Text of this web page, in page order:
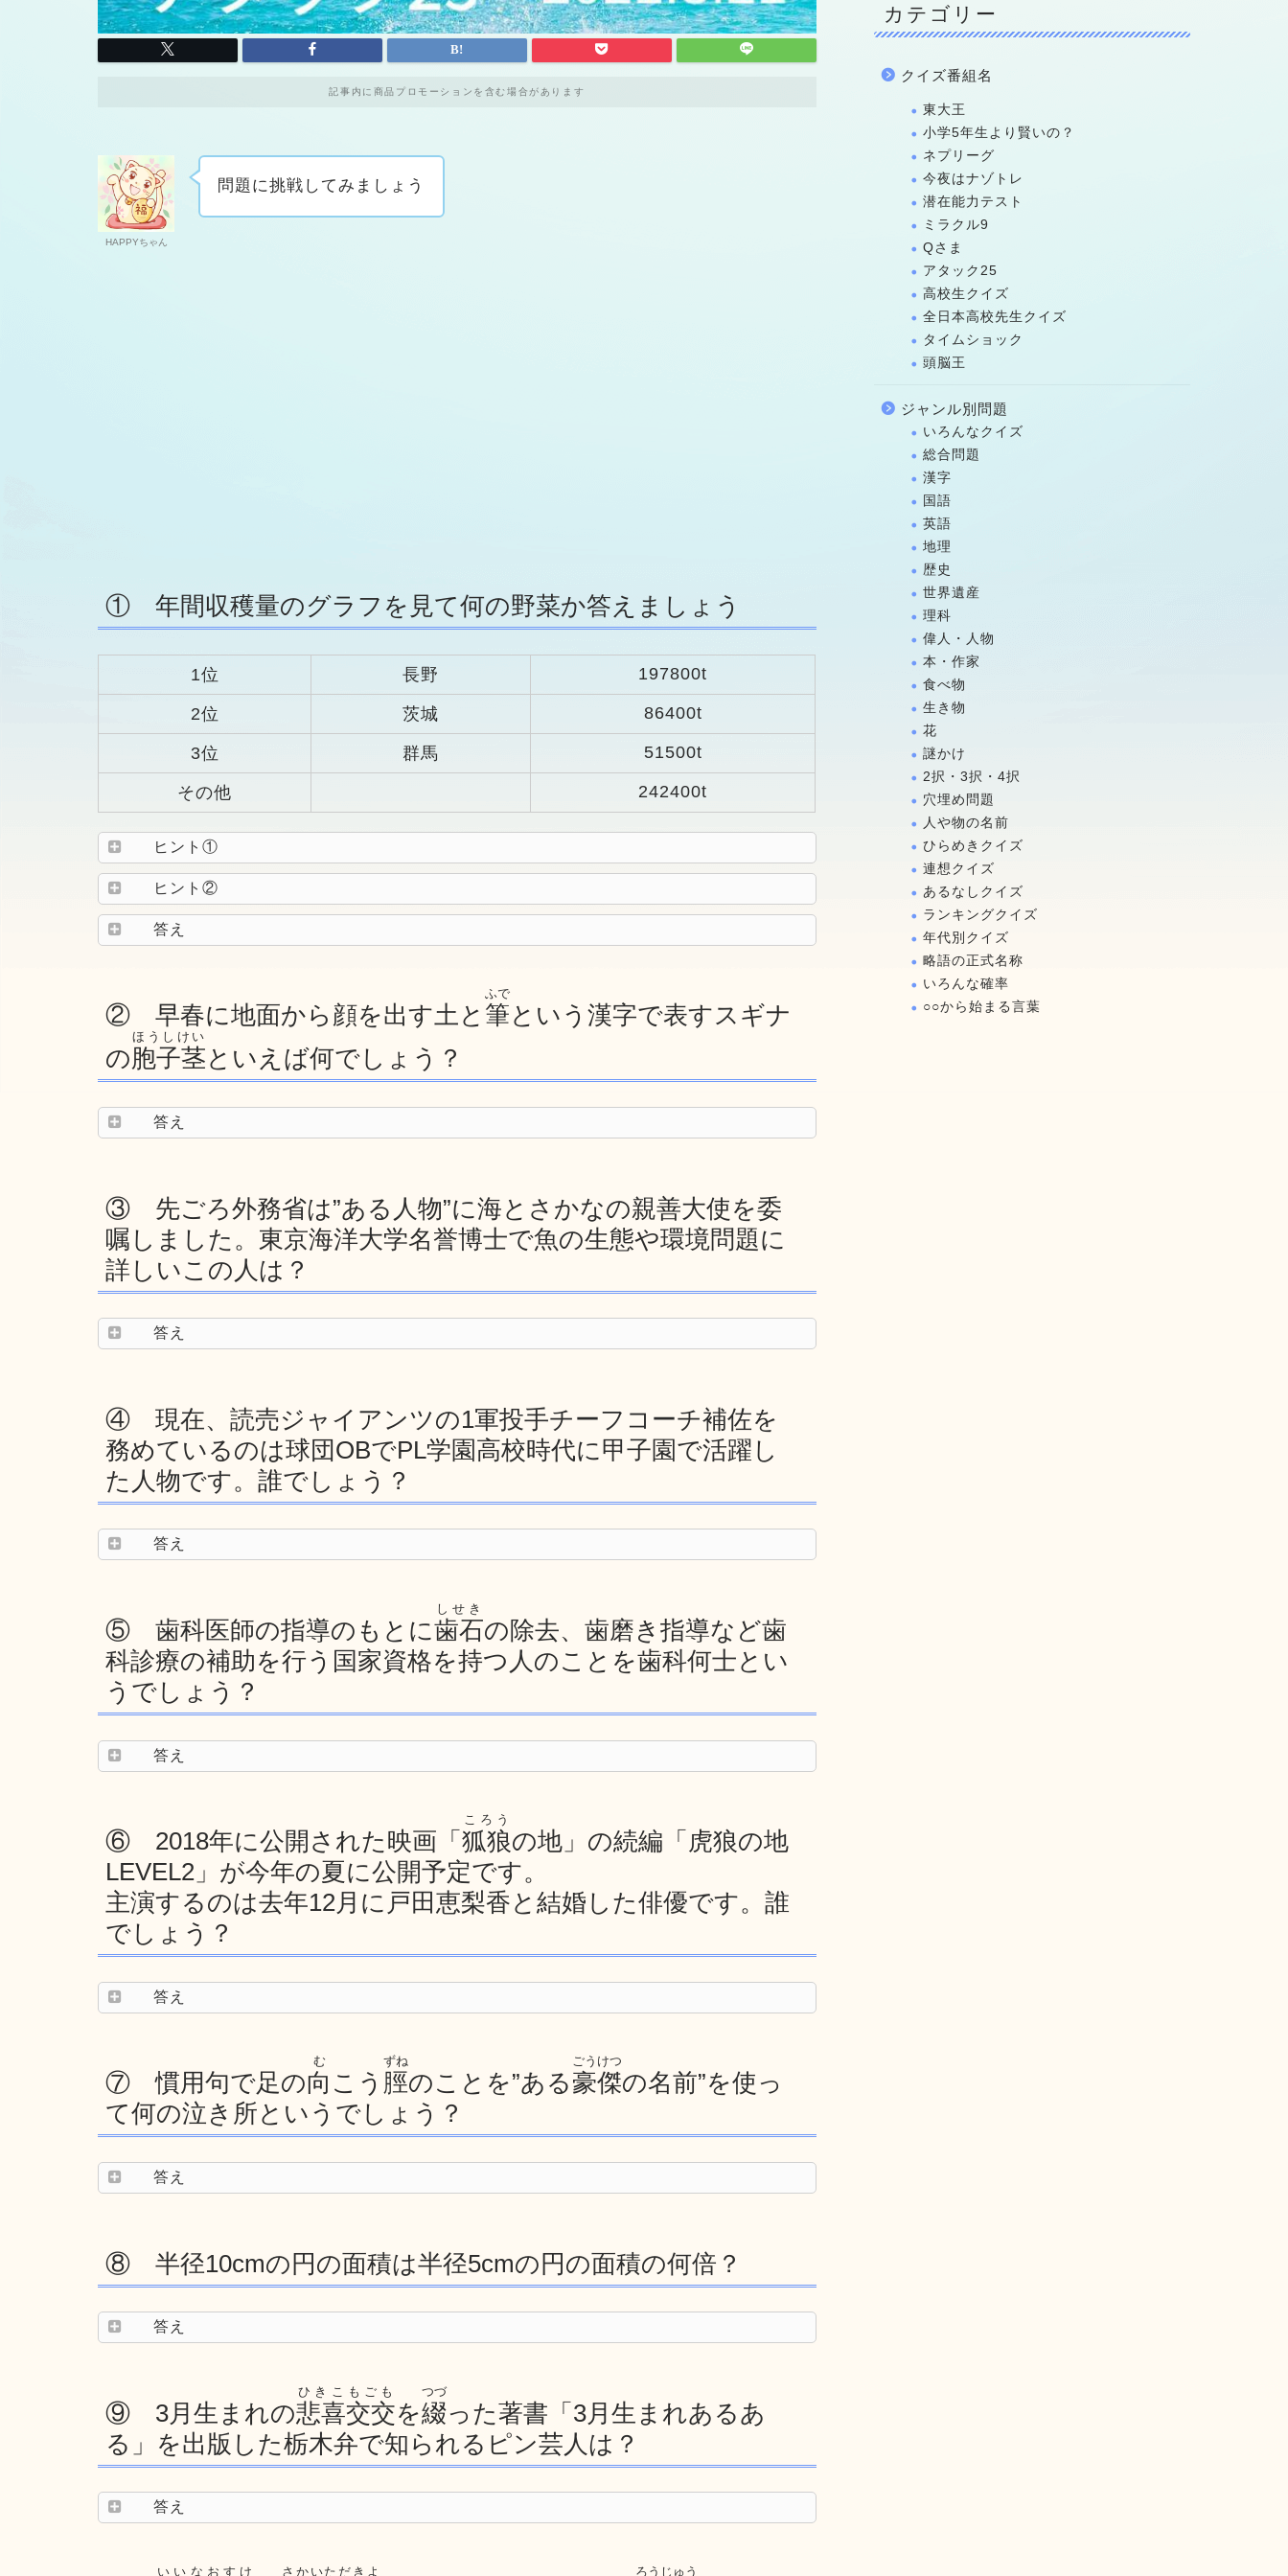
記事内に商品プロモーションを含む場合があります
HAPPYちゃん
問題に挑戦してみましょう
① 年間収穫量のグラフを見て何の野菜か答えましょう
1位 長野 197800t
2位 茨城 86400t
3位 群馬 51500t
その他 242400t
ヒント①
ヒント②
答え
② 早春に地面から顔を出す土と 筆
ふで
という漢字で表すスギナ
の胞子茎
ほうしけい
といえば何でしょう？
答え
③ 先ごろ外務省は”ある人物”に海とさかなの親善大使を委
嘱しました。東京海洋大学名誉博士で魚の生態や環境問題に
詳しいこの人は？
答え
④ 現在、読売ジャイアンツの1軍投手チーフコーチ補佐を
務めているのは球団OBでPL学園高校時代に甲子園で活躍し
た人物です。誰でしょう？
答え
⑤ 歯科医師の指導のもとに歯石
しせき
の除去、歯磨き指導など歯
科診療の補助を行う国家資格を持つ人のことを歯科何士とい
うでしょう？
答え
⑥ 2018年に公開された映画「 狐狼
ころう
の地」の続編「虎狼の地
LEVEL2」が今年の夏に公開予定です。
主演するのは去年12月に戸田恵梨香と結婚した俳優です。誰
でしょう？
答え
⑦ 慣用句で足の向
む
こう 脛
ずね
のことを”ある豪傑
ごうけつ
の名前”を使っ
て何の泣き所というでしょう？
答え
⑧ 半径10cmの円の面積は半径5cmの円の面積の何倍？
答え
⑨ 3月生まれの悲喜交交
ひきこもごも
を綴
つづ
った著書「3月生まれあるあ
る」を出版した栃木弁で知られるピン芸人は？
答え
いいなおすけ さかいただきよ ろうじゅう
カテゴリー
クイズ番組名
東大王
小学5年生より賢いの？
ネプリーグ
今夜はナゾトレ
潜在能力テスト
ミラクル9
Qさま
アタック25
高校生クイズ
全日本高校先生クイズ
タイムショック
頭脳王
ジャンル別問題
いろんなクイズ
総合問題
漢字
国語
英語
地理
歴史
世界遺産
理科
偉人・人物
本・作家
食べ物
生き物
花
謎かけ
2択・3択・4択
穴埋め問題
人や物の名前
ひらめきクイズ
連想クイズ
あるなしクイズ
ランキングクイズ
年代別クイズ
略語の正式名称
いろんな確率
○○から始まる言葉